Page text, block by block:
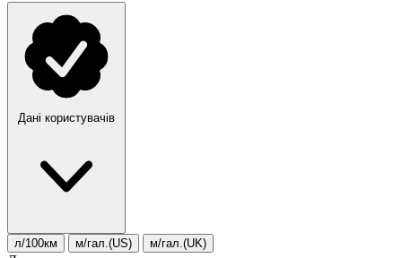
Дані користувачів
л/100км м/гал.(US) м/гал.(UK)